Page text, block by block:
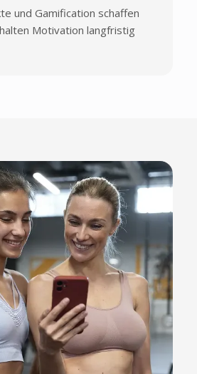
und Gamification schaffen
Motivation langfristig